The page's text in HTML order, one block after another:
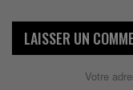
LAISSER UN
Votre